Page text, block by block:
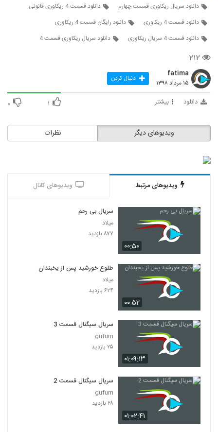
دانلود سریال ریکاوری قسمت چهارم
دانلود قسمت 4 ریکاوری قانونی
دانلود قسمت 4 ریکاوری
دانلود رایگان قسمت 4 ریکاوری
دانلود قسمت 4 سریال ریکاوری
دانلود سریال ریکاوری قسمت 4
۲۱۲
fatima
۱۵ مرداد ۱۳۹۸ دنبال کردن
دانلود بیشتر ۱ ۰
نظرات ویدیوهای دیگر
ویدیوهای مرتبط ویدیوهای کانال
۰۰:۵۰
سریال بی رحم
میلاد
۸۷۷ بازدید
۰۰:۵۲
طلوع خورشید پس از یخبندان
میلاد
۶۲۴ بازدید
۰۱:۰۹:۱۳
سریال سیگنال قسمت 3
gufum
۲۵ بازدید
۰۱:۰۲:۴۱
سریال سیگنال قسمت 2
gufum
۲۸ بازدید